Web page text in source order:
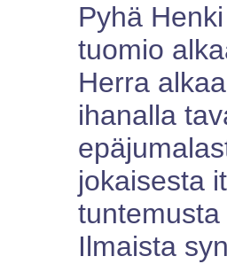
Pyhä
tuomio
Herra
ihanalla
jokaisesta
Ilmaista